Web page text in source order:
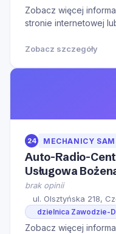
Zobacz więcej
stronie internetowej
Zobacz szczegóły
24 MECHANICY
Auto-Radio-
Usługowa
brak opinii
ul. Olsztyńska 218,
dzielnica Zawodzie-
Zobacz więcej